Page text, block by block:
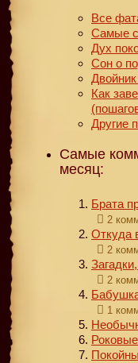
Все
Самые
Дух
Сон о
Как
Другие
Самые
месяц:
Брата
2
Откуда
2
2
1